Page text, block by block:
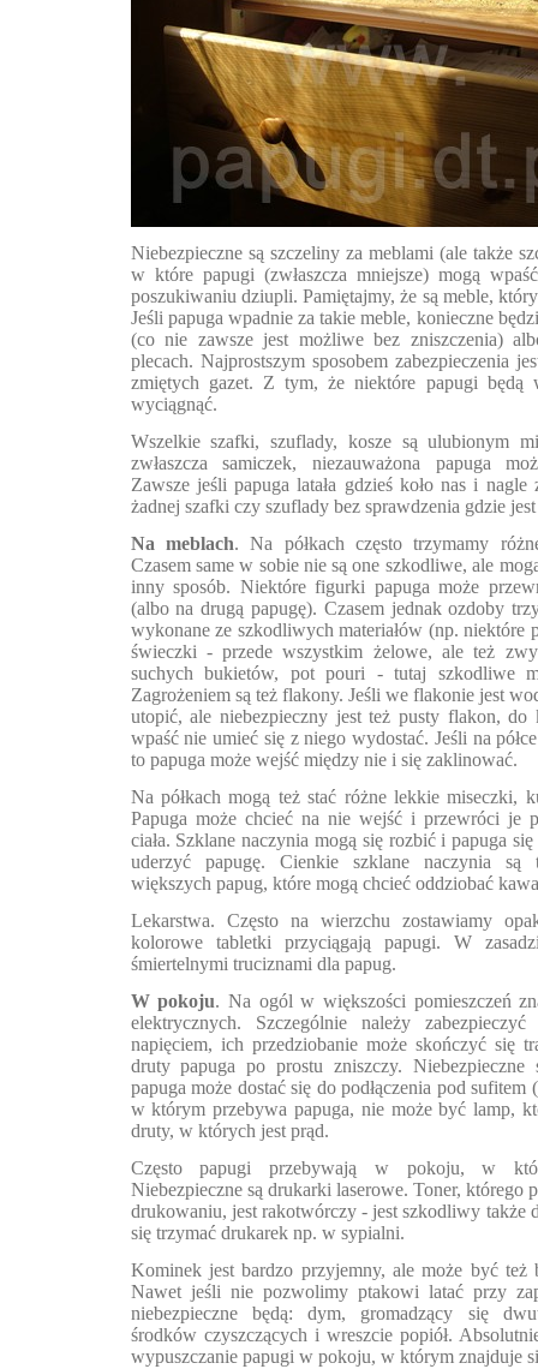
Niebezpieczne są szczeliny za meblami (ale także
w które papugi (zwłaszcza mniejsze) mogą
poszukiwaniu dziupli. Pamiętajmy, że są meble,
Jeśli papuga wpadnie za takie meble, konieczne
(co nie zawsze jest możliwe bez zniszczenia)
plecach. Najprostszym sposobem zabezpieczenia
zmiętych gazet. Z tym, że niektóre papugi będą
wyciągnąć.
Wszelkie szafki, szuflady, kosze są ulubionym
zwłaszcza samiczek, niezauważona papuga
Zawsze jeśli papuga latała gdzieś koło nas i nagle
żadnej szafki czy szuflady bez sprawdzenia gdzie
Na meblach. Na półkach często trzymamy
Czasem same w sobie nie są one szkodliwe, ale
inny sposób. Niektóre figurki papuga może
(albo na drugą papugę). Czasem jednak ozdoby
wykonane ze szkodliwych materiałów (np. niektóre
świeczki - przede wszystkim żelowe, ale też
suchych bukietów, pot pouri - tutaj szkodliwe
Zagrożeniem są też flakony. Jeśli we flakonie jest
utopić, ale niebezpieczny jest też pusty flakon, do
wpaść nie umieć się z niego wydostać. Jeśli na
to papuga może wejść między nie i się zaklinować.
Na półkach mogą też stać różne lekkie miseczki,
Papuga może chcieć na nie wejść i przewróci je
ciała. Szklane naczynia mogą się rozbić i papuga
uderzyć papugę. Cienkie szklane naczynia są
większych papug, które mogą chcieć oddziobać
Lekarstwa. Często na wierzchu zostawiamy
kolorowe tabletki przyciągają papugi. W
śmiertelnymi truciznami dla papug.
W pokoju. Na ogól w większości pomieszczeń
elektrycznych. Szczególnie należy
napięciem, ich przedziobanie może skończyć się
druty papuga po prostu zniszczy.
papuga może dostać się do podłączenia pod
w którym przebywa papuga, nie może być lamp,
druty, w których jest prąd.
Często papugi przebywają w pokoju, w
Niebezpieczne są drukarki laserowe. Toner, którego
drukowaniu, jest rakotwórczy - jest szkodliwy także
się trzymać drukarek np. w sypialni.
Kominek jest bardzo przyjemny, ale może być też
Nawet jeśli nie pozwolimy ptakowi latać przy
niebezpieczne będą: dym, gromadzący się
środków czyszczących i wreszcie popiół.
wypuszczanie papugi w pokoju, w którym znajduje